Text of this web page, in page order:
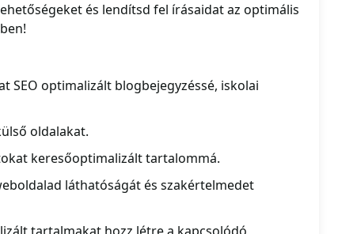
és lendítsd fel írásaidat az optimális
SEO optimalizált blogbejegyzéssé, iskolai
oldalakat.
keresőoptimalizált tartalommá.
láthatóságát és szakértelmedet